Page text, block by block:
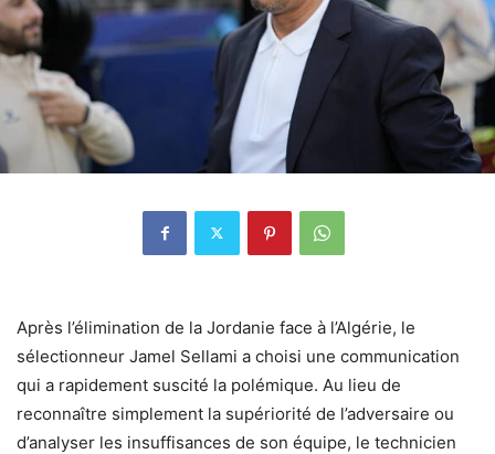
Après l’élimination de la Jordanie face à l’Algérie, le
sélectionneur Jamel Sellami a choisi une communication
qui a rapidement suscité la polémique. Au lieu de
reconnaître simplement la supériorité de l’adversaire ou
d’analyser les insuffisances de son équipe, le technicien